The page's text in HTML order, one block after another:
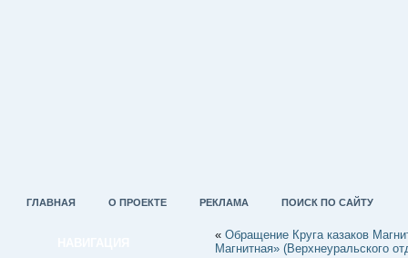
ГЛАВНАЯ О ПРОЕКТЕ РЕКЛАМА ПОИСК ПО САЙТУ
« Обращение Круга казаков
Магнитная» (Верхнеуральского